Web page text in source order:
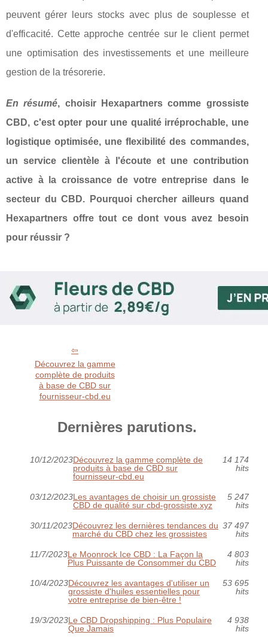
peuvent gérer leurs stocks avec plus de souplesse et
d'efficacité. Cette approche centrée sur le client permet
une optimisation des investissements et une meilleure
gestion de la trésorerie.
En résumé, choisir Hexapartners comme grossiste
CBD, c'est opter pour une qualité irréprochable, une
logistique optimisée, une flexibilité des commandes,
un service clientèle à l'écoute et une contribution
active à la croissance de votre entreprise dans le
secteur du CBD. Pourquoi chercher ailleurs quand
Hexapartners offre tout ce dont vous avez besoin
pour réussir ?
Découvrez la gamme
complète de produits
à base de CBD sur
fournisseur-cbd.eu
Dernières parutions.
10/12/2023Découvrez la gamme complète de
produits à base de CBD sur
fournisseur-cbd.eu
14 174
hits
03/12/2023Les avantages de choisir un grossiste
CBD de qualité sur cbd-grossiste.xyz
5 247
hits
30/11/2023Découvrez les dernières tendances du
marché du CBD chez les grossistes
37 497
hits
11/7/2023Le Moonrock Ice CBD : La Façon la
Plus Puissante de Consommer du CBD
4 803
hits
10/4/2023Découvrez les avantages d'utiliser un
grossiste d'huiles essentielles pour
votre entreprise de bien-être !
53 695
hits
19/3/2023Le CBD Dropshipping : Plus Populaire
Que Jamais
4 938
hits